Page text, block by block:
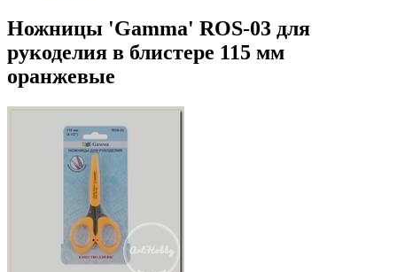
Ножницы 'Gamma' ROS-03 для
рукоделия в блистере 115 мм
оранжевые